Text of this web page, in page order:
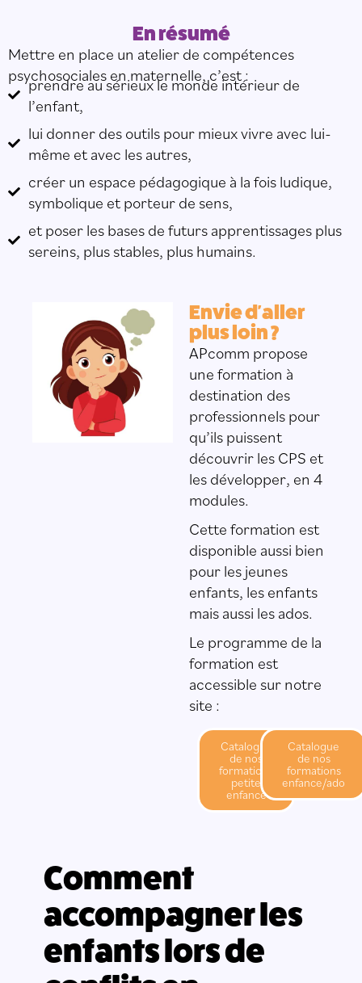
En résumé
Mettre en place un atelier de compétences
psychosociales en maternelle, c’est :
prendre au sérieux le monde intérieur de
l’enfant,
lui donner des outils pour mieux vivre avec lui-
même et avec les autres,
créer un espace pédagogique à la fois ludique,
symbolique et porteur de sens,
et poser les bases de futurs apprentissages plus
sereins, plus stables, plus humains.
Envie d'aller
plus loin ?
APcomm propose
une formation à
destination des
professionnels pour
qu’ils puissent
découvrir les CPS et
les développer, en 4
modules.
Cette formation est
disponible aussi bien
pour les jeunes
enfants, les enfants
mais aussi les ados.
Le programme de la
formation est
accessible sur notre
site :
Catalogue
de nos
formations
petite
enfance
Catalogue
de nos
formations
enfance/ado
Comment
accompagner les
enfants lors de